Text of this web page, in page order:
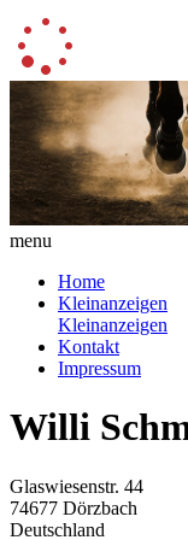
menu
Home
Kleinanzeigen
Kleinanzeigen
Kontakt
Impressum
Willi
Glaswiesenstr. 44
74677 Dörzbach
Deutschland